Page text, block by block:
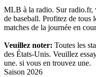
MLB à la radio. Sur radio.fr,
de baseball. Profitez de tous
matches de la journée en
Veuillez noter: Toutes les
des États-Unis. Veuillez
une. si vous en trouvez une.
Saison 2026